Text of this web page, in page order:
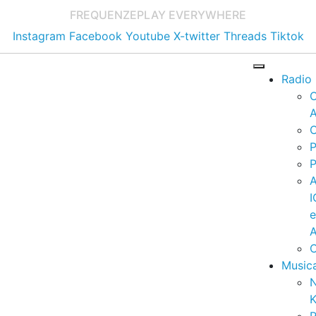
FREQUENZEPLAY EVERYWHERE
Instagram Facebook Youtube X-twitter Threads Tiktok
Radio
e